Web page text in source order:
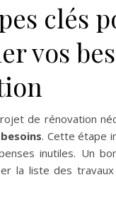
clés
vos
de rénovation
. Cette étape
inutiles. Un
la liste des travaux